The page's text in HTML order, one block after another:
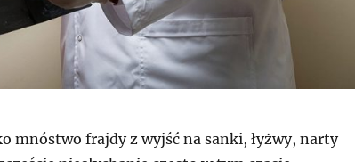
mnóstwo frajdy z wyjść na sanki, łyżwy, narty